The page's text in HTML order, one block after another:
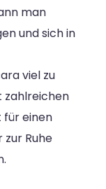
man
und sich in
viel zu
zahlreichen
für einen
Ruhe